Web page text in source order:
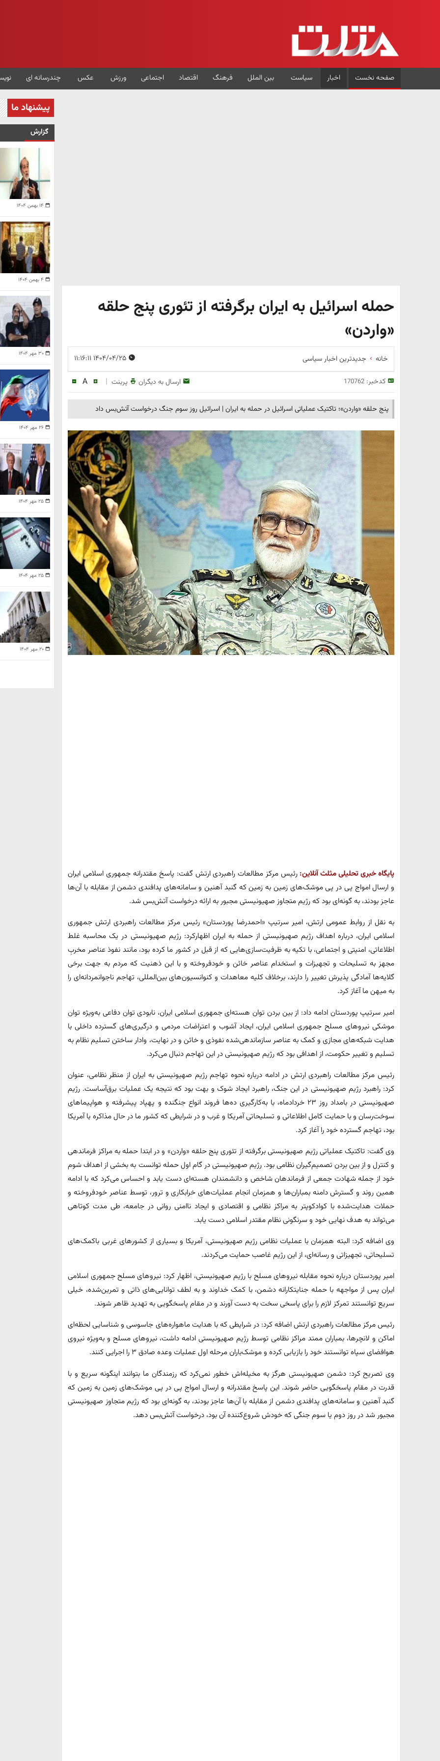
صفحه نخست اخبار سیاست بین الملل فرهنگ اقتصاد اجتماعی ورزش عکس چندرسانه ای
حمله اسرائیل به ایران برگرفته از تئوری پنج حلقه
«واردن»
خانه جدیدترین اخبار سیاسی
کدخبر:170762 ارسال به دیگران پرینت |
A
پنج حلقه «واردن»؛ تاکتیک عملیاتی اسرائیل در حمله به ایران | اسرائیل روز سوم جنگ درخواست آتش‌بس داد
پایگاه خبری تحلیلی مثلث آنلاین: رئیس مرکز مطالعات راهبردی ارتش گفت: پاسخ مقتدرانه جمهوری اسلامی ایران
و ارسال امواج پی در پی موشک‌های زمین به زمین که گنبد آهنین و سامانه‌های پدافندی دشمن از مقابله با آن‌ها
عاجز بودند، به گونه‌ای بود که رژیم متجاوز صهیونیستی مجبور به ارائه درخواست آتش‌بس شد.
به نقل از روابط عمومی ارتش، امیر سرتیپ «احمدرضا پوردستان» رئیس مرکز مطالعات راهبردی ارتش جمهوری
اسلامی ایران، درباره اهداف رژیم صهیونیستی از حمله به ایران اظهارکرد: رژیم صهیونیستی در یک محاسبه غلط
اطلاعاتی، امنیتی و اجتماعی، با تکیه به ظرفیت‌سازی‌هایی که از قبل در کشور ما کرده بود، مانند نفوذ عناصر مخربِ
مجهز به تسلیحات و تجهیزات و استخدام عناصر خائن و خودفروخته و با این ذهنیت که مردم به جهت برخی
گلایه‌ها آمادگی پذیرش تغییر را دارند، برخلاف کلیه معاهدات و کنوانسیون‌های بین‌المللی، تهاجم ناجوانمردانه‌ای را
به میهن ما آغاز کرد.
امیر سرتیپ پوردستان ادامه داد: از بین بردن توان هسته‌ای جمهوری اسلامی ایران، نابودی توان دفاعی به‌ویژه توان
موشکی نیروهای مسلح جمهوری اسلامی ایران، ایجاد آشوب و اعتراضات مردمی و درگیری‌های گسترده داخلی با
هدایت شبکه‌های مجازی و کمک به عناصر سازماندهی‌شده نفوذی و خائن و در نهایت، وادار ساختن تسلیم نظام به
تسلیم و تغییر حکومت، از اهدافی بود که رژیم صهیونیستی در این تهاجم دنبال می‌کرد.
رئیس مرکز مطالعات راهبردی ارتش در ادامه درباره نحوه تهاجم رژیم صهیونیستی به ایران از منظر نظامی، عنوان
کرد: راهبرد رژیم صهیونیستی در این جنگ، راهبرد ایجاد شوک و بهت بود که نتیجه یک عملیات برق‌آساست. رژیم
صهیونیستی در بامداد روز ۲۳ خردادماه، با به‌کارگیری ده‌ها فروند انواع جنگنده و پهپاد پیشرفته و هواپیماهای
سوخت‌رسان و با حمایت کامل اطلاعاتی و تسلیحاتی آمریکا و غرب و در شرایطی که کشور ما در حال مذاکره با آمریکا
بود، تهاجم گسترده خود را آغاز کرد.
وی گفت: تاکتیک عملیاتی رژیم صهیونیستی برگرفته از تئوری پنج حلقه «واردن» و در ابتدا حمله به مراکز فرماندهی
و کنترل و از بین بردن تصمیم‌گیران نظامی بود. رژیم صهیونیستی در گام اول حمله توانست به بخشی از اهداف شوم
خود از جمله شهادت جمعی از فرماندهان شاخص و دانشمندان هسته‌ای دست یابد و احساس می‌کرد که با ادامه
همین روند و گسترش دامنه بمباران‌ها و همزمان انجام عملیات‌های خرابکاری و ترور، توسط عناصر خودفروخته و
حملات هدایت‌شده با کوادکوپتر به مراکز نظامی و اقتصادی و ایجاد ناامنی روانی در جامعه، طی مدت کوتاهی
می‌تواند به هدف نهایی خود و سرنگونی نظام مقتدر اسلامی دست یابد.
وی اضافه کرد: البته همزمان با عملیات نظامی رژیم صهیونیستی، آمریکا و بسیاری از کشورهای غربی باکمک‌های
تسلیحاتی، تجهیزاتی و رسانه‌ای، از این رژیم غاصب حمایت می‌کردند.
امیر پوردستان درباره نحوه مقابله نیروهای مسلح با رژیم صهیونیستی، اظهار کرد: نیروهای مسلح جمهوری اسلامی
ایران پس از مواجهه با حمله جنایتکارانه دشمن، با کمک خداوند و به لطف توانایی‌های ذاتی و تمرین‌شده، خیلی
سریع توانستند تمرکز لازم را برای پاسخی سخت به دست آورند و در مقام پاسخگویی به تهدید ظاهر شوند.
رئیس مرکز مطالعات راهبردی ارتش اضافه کرد: در شرایطی که با هدایت ماهواره‌های جاسوسی و شناسایی لحظه‌ای
اماکن و لانچرها، بمباران ممتد مراکز نظامی توسط رژیم صهیونیستی ادامه داشت، نیروهای مسلح و به‌ویژه نیروی
هوافضای سپاه توانستند خود را بازیابی کرده و موشک‌باران مرحله اول عملیات وعده صادق ۳ را اجرایی کنند.
وی تصریح کرد: دشمن صهیونیستی هرگز به مخیله‌اش خطور نمی‌کرد که رزمندگان ما بتوانند اینگونه سریع و با
قدرت در مقام پاسخگویی حاضر شوند. این پاسخ مقتدرانه و ارسال امواج پی در پی موشک‌های زمین به زمین که
گنبد آهنین و سامانه‌های پدافندی دشمن از مقابله با آن‌ها عاجز بودند، به گونه‌ای بود که رژیم متجاوز صهیونیستی
مجبور شد در روز دوم یا سوم جنگی که خودش شروع‌کننده آن بود، درخواست آتش‌بس دهد.
پیشنهاد ما
گزارش
۱۴ بهمن ۱۴۰۴
۴ بهمن ۱۴۰۴
۳۰ مهر ۱۴۰۴
۲۶ مهر ۱۴۰۴
۲۵ مهر ۱۴۰۴
۲۵ مهر ۱۴۰۴
۲۰ مهر ۱۴۰۴